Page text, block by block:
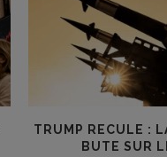
TRUMP RECULE :
BUTE SUR